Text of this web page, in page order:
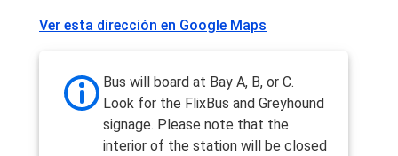
Ver esta dirección en Google Maps
Bus will board at Bay A, B, or C.
Look for the FlixBus and Greyhound
signage. Please note that the
interior of the station will be closed